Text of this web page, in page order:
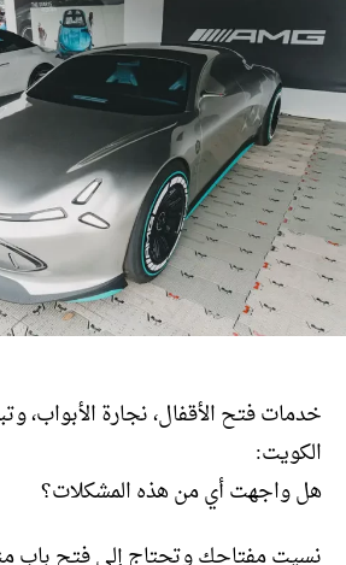
خدمات فتح الأقفال، نجارة الأبواب،
الكويت:
هل واجهت أي من هذه المشكلات؟
نسيت مفتاحك وتحتاج إلى فتح باب